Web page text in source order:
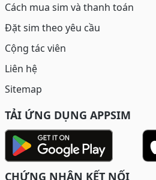
Cách mua sim và thanh toán
Đặt sim theo yêu cầu
Cộng tác viên
Liên hệ
Sitemap
TẢI ỨNG DỤNG APPSIM
CHỨNG NHẬN KẾT NỐI